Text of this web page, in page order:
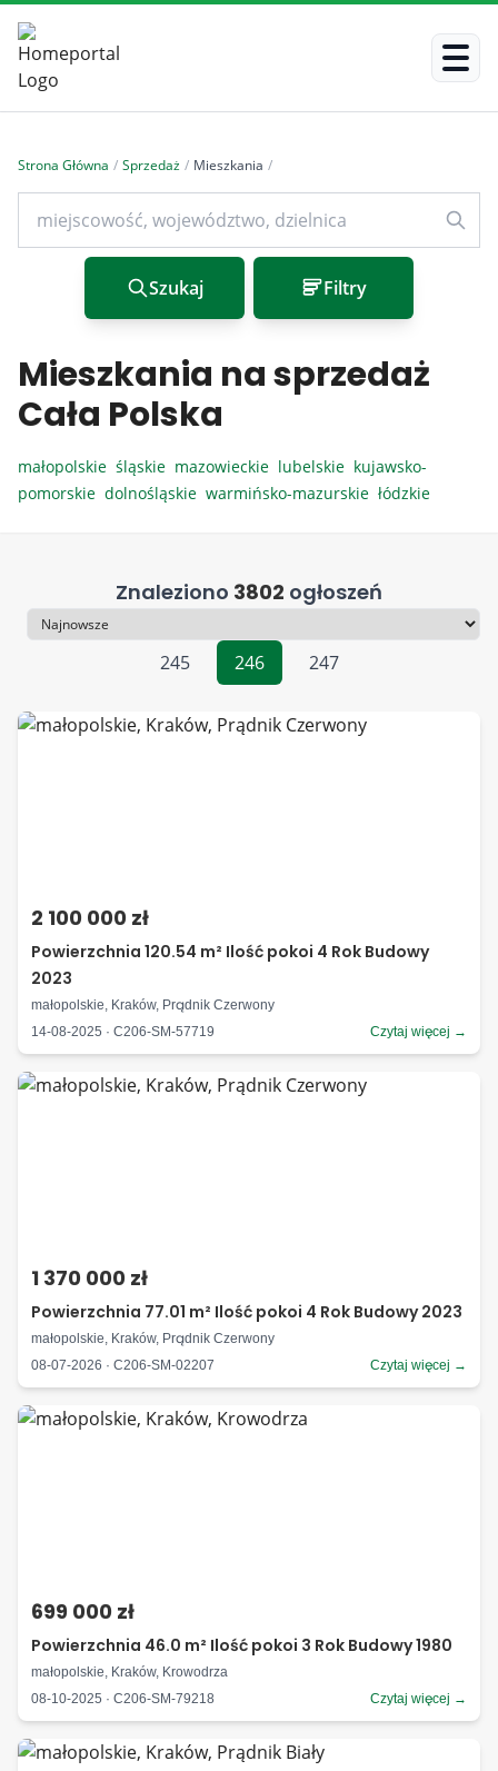
Strona Główna / Sprzedaż / Mieszkania /
Szukaj Filtry
Mieszkania na sprzedaż
Cała Polska
małopolskie śląskie mazowieckie lubelskie kujawsko-
pomorskie dolnośląskie warmińsko-mazurskie łódzkie
Znaleziono 3802 ogłoszeń
Sortowanie
245
246 247
2 100 000 zł
Powierzchnia 120.54 m² Ilość pokoi 4 Rok Budowy
2023
małopolskie, Kraków, Prądnik Czerwony
14-08-2025 · C206-SM-57719
Czytaj więcej →
1 370 000 zł
Powierzchnia 77.01 m² Ilość pokoi 4 Rok Budowy 2023
małopolskie, Kraków, Prądnik Czerwony
08-07-2026 · C206-SM-02207
Czytaj więcej →
699 000 zł
Powierzchnia 46.0 m² Ilość pokoi 3 Rok Budowy 1980
małopolskie, Kraków, Krowodrza
08-10-2025 · C206-SM-79218
Czytaj więcej →